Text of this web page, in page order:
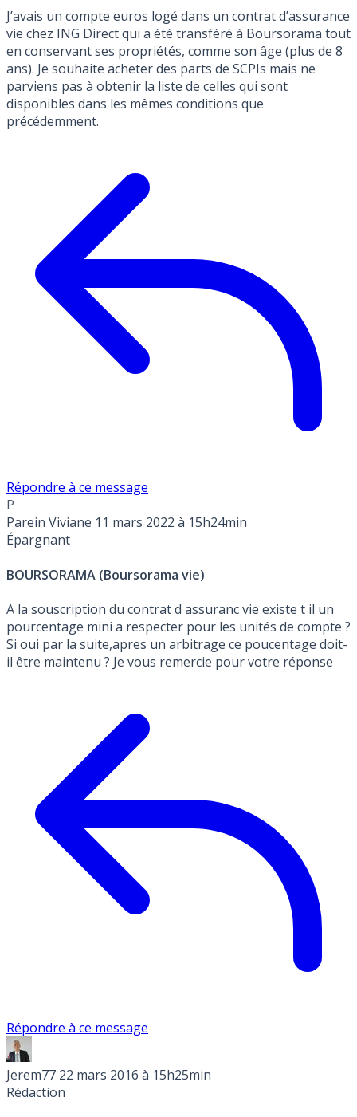
J’avais un compte euros logé dans un contrat d’assurance
vie chez ING Direct qui a été transféré à Boursorama tout
en conservant ses propriétés, comme son âge (plus de 8
ans). Je souhaite acheter des parts de SCPIs mais ne
parviens pas à obtenir la liste de celles qui sont
disponibles dans les mêmes conditions que
précédemment.
Répondre à ce message
P
Parein Viviane 11 mars 2022 à 15h24min
Épargnant
BOURSORAMA (Boursorama vie)
A la souscription du contrat d assuranc vie existe t il un
pourcentage mini a respecter pour les unités de compte ?
Si oui par la suite,apres un arbitrage ce poucentage doit-
il être maintenu ? Je vous remercie pour votre réponse
Répondre à ce message
Jerem77 22 mars 2016 à 15h25min
Rédaction